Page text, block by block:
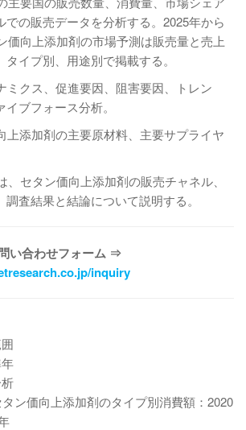
での販売データを分析する。2025年から
価向上添加剤の市場予測は販売量と売上
イプ別、用途別で掲載する。
ミクス、促進要因、阻害要因、トレン
ブフォース分析。
上添加剤の主要原材料、主要サプライヤ
、セタン価向上添加剤の販売チャネル、
査結果と結論について説明する。
い合わせフォーム ⇒
inquiry
ン価向上添加剤のタイプ別消費額：2020